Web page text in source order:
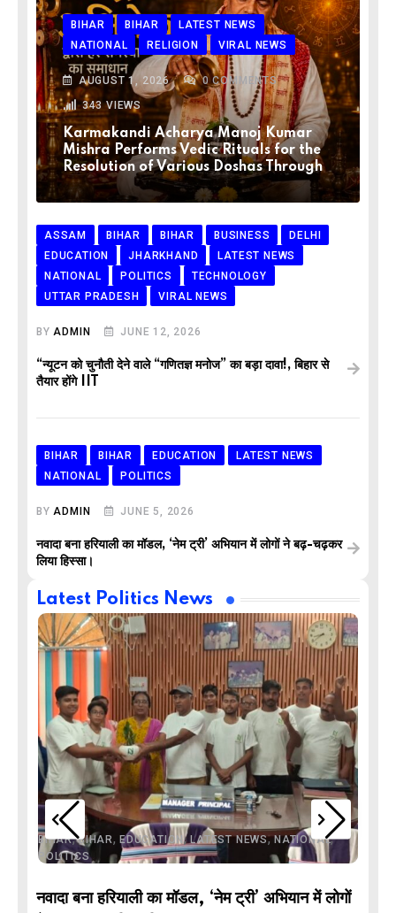
BIHAR BIHAR
LATEST NEWS
NATIONAL
RELIGION VIRAL NEWS
AUGUST 1, 2026 0COMMENTS
343VIEWS
Karmakandi Acharya Manoj Kumar
Mishra Performs Vedic Rituals for the
Resolution of Various Doshas Through
ASSAM BIHAR BIHAR BUSINESS
DELHI
EDUCATION
JHARKHAND
LATEST NEWS
NATIONAL
POLITICS
TECHNOLOGY
UTTAR PRADESH
VIRAL NEWS
BYADMIN JUNE 12, 2026
“न्यूटन को चुनौती देने वाले “गणितज्ञ मनोज” का बड़ा दावा!, बिहार से
तैयार होंगे IIT
BIHAR BIHAR EDUCATION
LATEST NEWS
NATIONAL
POLITICS
BYADMIN JUNE 5, 2026
नवादा बना हरियाली का मॉडल, ‘नेम ट्री’ अभियान में लोगों ने बढ़-चढ़कर
लिया हिस्सा।
Latest Politics News
BIHAR,BIHAR, EDUCATION,LATEST NEWS,NATIONAL,
POLITICS
नवादा बना हरियाली का मॉडल, ‘नेम ट्री’ अभियान में लोगों